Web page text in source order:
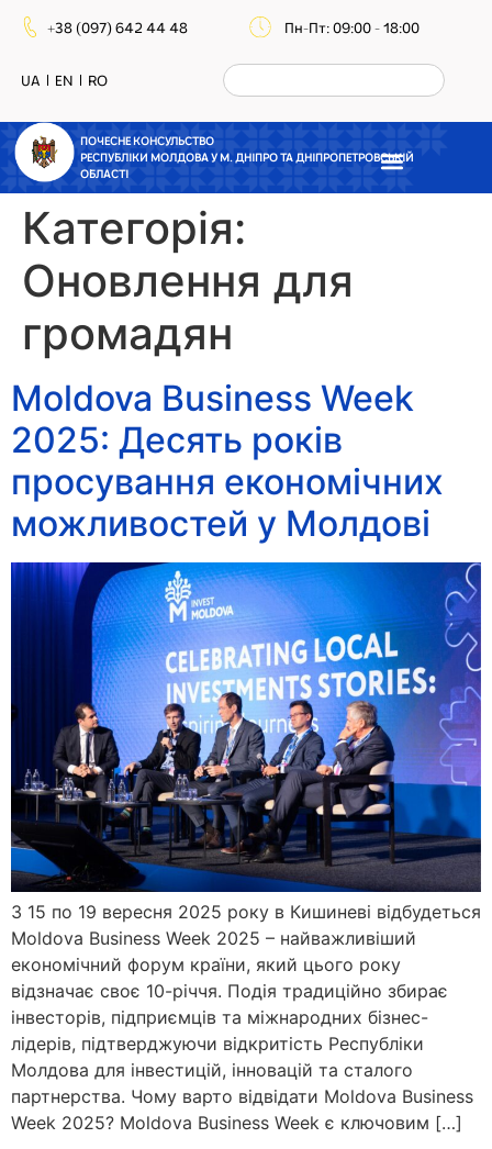
+38 (097) 642 44 48 Пн-Пт: 09:00 - 18:00
UA EN RO
ПОЧЕСНЕ КОНСУЛЬСТВО
РЕСПУБЛІКИ МОЛДОВА У М. ДНІПРО ТА ДНІПРОПЕТРОВСЬКІЙ
ОБЛАСТІ
Категорія:
Оновлення для
громадян
Moldova Business Week
2025: Десять років
просування економічних
можливостей у Молдові
З 15 по 19 вересня 2025 року в Кишиневі відбудеться
Moldova Business Week 2025 – найважливіший
економічний форум країни, який цього року
відзначає своє 10-річчя. Подія традиційно збирає
інвесторів, підприємців та міжнародних бізнес-
лідерів, підтверджуючи відкритість Республіки
Молдова для інвестицій, інновацій та сталого
партнерства. Чому варто відвідати Moldova Business
Week 2025? Moldova Business Week є ключовим […]